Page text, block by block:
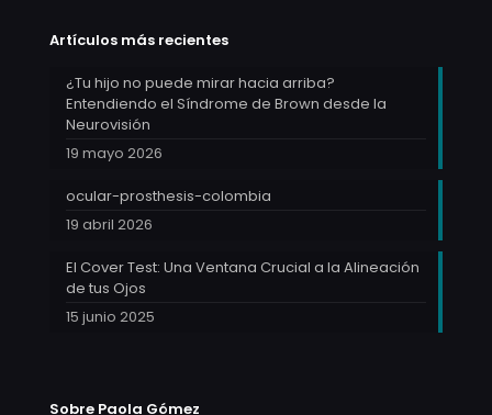
Artículos más recientes
¿Tu hijo no puede mirar hacia arriba?
Entendiendo el Síndrome de Brown desde la
Neurovisión
19 mayo 2026
ocular-prosthesis-colombia
19 abril 2026
El Cover Test: Una Ventana Crucial a la Alineación
de tus Ojos
15 junio 2025
Sobre Paola Gómez